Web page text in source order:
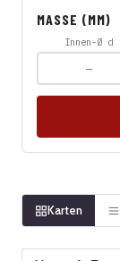
MASSE (MM)
Innen-Ø d
Karten